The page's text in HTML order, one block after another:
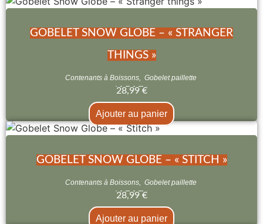
GOBELET SNOW GLOBE – « STRANGER
THINGS »
Contenants à Boissons, Gobelet paillette
28,99 €
Ajouter au panier
GOBELET SNOW GLOBE – « STITCH »
Contenants à Boissons, Gobelet paillette
28,99 €
Ajouter au panier